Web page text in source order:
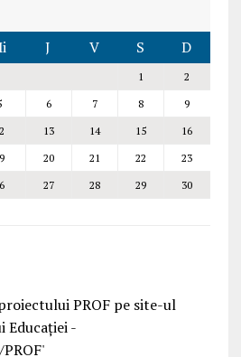
J V S D
1
2
6 7 8
9
13 14 15
16
20 21 22
23
27 28 29
30